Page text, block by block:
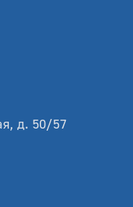
д. 50/57